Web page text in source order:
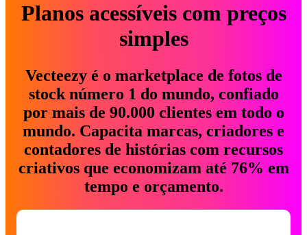
Planos acessíveis com preços
simples
Vecteezy é o marketplace de fotos de
stock número 1 do mundo, confiado
por mais de 90.000 clientes em todo o
mundo. Capacita marcas, criadores e
contadores de histórias com recursos
criativos que economizam até 76% em
tempo e orçamento.